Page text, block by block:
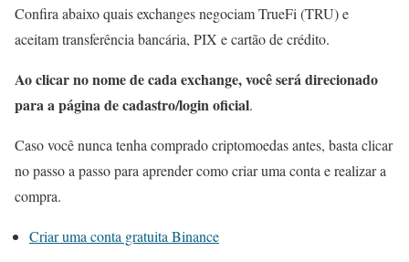
Confira abaixo quais exchanges negociam TrueFi (TRU) e
aceitam transferência bancária, PIX e cartão de crédito.
Ao clicar no nome de cada exchange, você será direcionado
para a página de cadastro/login oficial.
Caso você nunca tenha comprado criptomoedas antes, basta clicar
no passo a passo para aprender como criar uma conta e realizar a
compra.
Criar uma conta gratuita Binance